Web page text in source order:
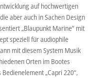
auf hochwertigen
aber auch in Sachen Design
„Blaupunkt Marine“ mit
speziell für audiophile
mit diesem System Musik
Orten im Bootes
„Capri 220“,